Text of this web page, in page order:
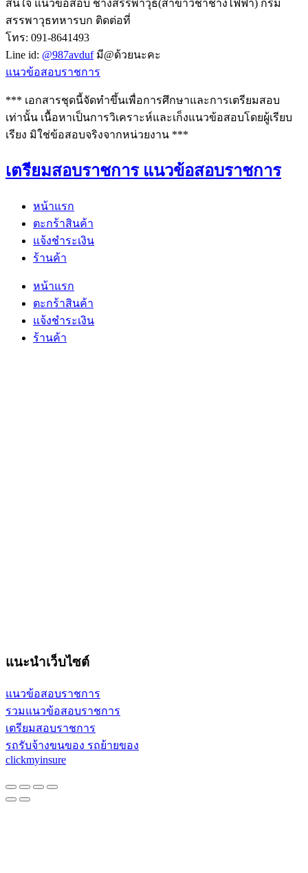
สนใจ แนวข้อสอบ ช่างสรรพาวุธ(สาขาวิชาช่างไฟฟ้า) กรม
สรรพาวุธทหารบก ติดต่อที่
โทร: 091-8641493
Line id: @987avdufมี@ด้วยนะคะ
แนวข้อสอบราชการ
*** เอกสารชุดนี้จัดทำขึ้นเพื่อการศึกษาและการเตรียมสอบ
เท่านั้น เนื้อหาเป็นการวิเคราะห์และเก็งแนวข้อสอบโดยผู้เรียบ
เรียง มิใช่ข้อสอบจริงจากหน่วยงาน ***
เตรียมสอบราชการ แนวข้อสอบราชการ
หน้าแรก
ตะกร้าสินค้า
แจ้งชำระเงิน
ร้านค้า
หน้าแรก
ตะกร้าสินค้า
แจ้งชำระเงิน
ร้านค้า
แนะนำเว็บไซต์
แนวข้อสอบราชการ
รวมแนวข้อสอบราชการ
เตรียมสอบราชการ
รถรับจ้างขนของ รถย้ายของ
clickmyinsure